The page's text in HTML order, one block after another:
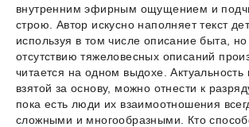
внутренним эфирным ощущением и
строю. Автор искусно наполняет текст
используя в том числе описание быта, но
отсутствию тяжеловесных описаний
читается на одном выдохе. Актуальность
взятой за основу, можно отнести к
пока есть люди их взаимоотношения
сложными и многообразными. Кто